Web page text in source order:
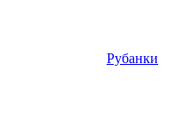
Рубанки